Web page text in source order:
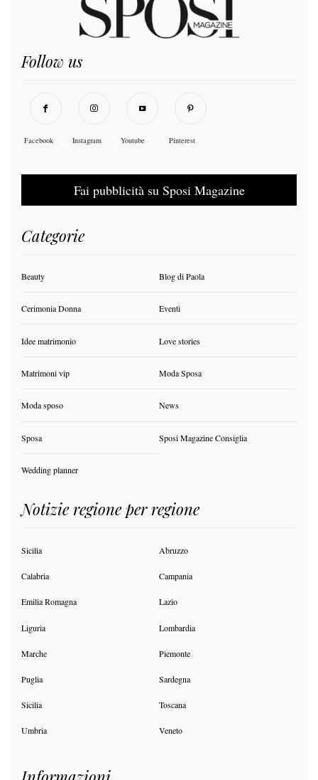
Follow us
Facebook Instagram Youtube Pinterest
Fai pubblicità su Sposi Magazine
Categorie
Beauty Blog di Paola
Cerimonia Donna Eventi
Idee matrimonio Love stories
Matrimoni vip Moda Sposa
Moda sposo News
Sposa Sposi Magazine Consiglia
Wedding planner
Notizie regione per regione
Sicilia Abruzzo
Calabria Campania
Emilia Romagna Lazio
Liguria Lombardia
Marche Piemonte
Puglia Sardegna
Sicilia Toscana
Umbria Veneto